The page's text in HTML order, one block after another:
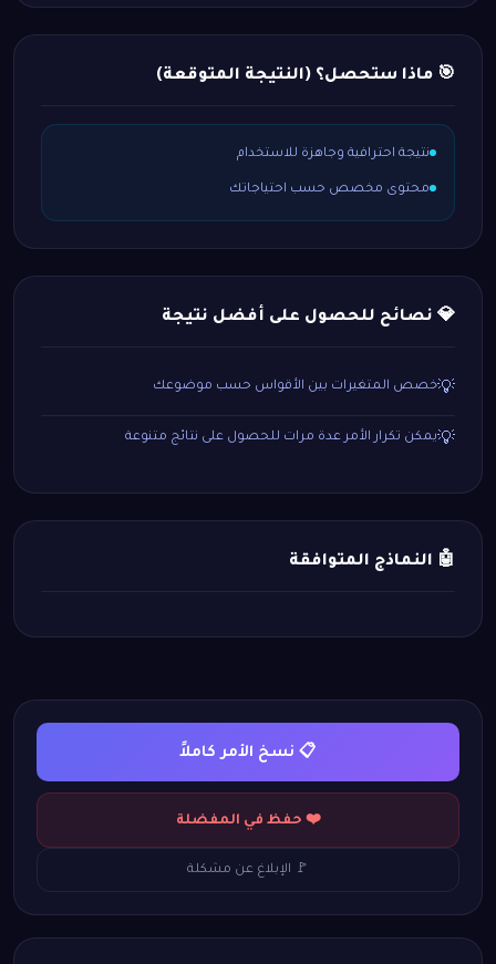
🎯 ماذا ستحصل؟ (النتيجة المتوقعة)
نتيجة احترافية وجاهزة للاستخدام
محتوى مخصص حسب احتياجاتك
💎 نصائح للحصول على أفضل نتيجة
💡خصص المتغيرات بين الأقواس حسب موضوعك
💡يمكن تكرار الأمر عدة مرات للحصول على نتائج متنوعة
🤖 النماذج المتوافقة
📋 نسخ الأمر كاملاً
❤️ حفظ في المفضلة
🚩 الإبلاغ عن مشكلة